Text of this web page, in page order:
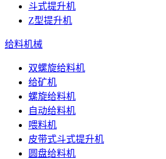
斗式提升机
Z型提升机
给料机械
双螺旋给料机
给矿机
螺旋给料机
自动给料机
喂料机
皮带式斗式提升机
圆盘给料机